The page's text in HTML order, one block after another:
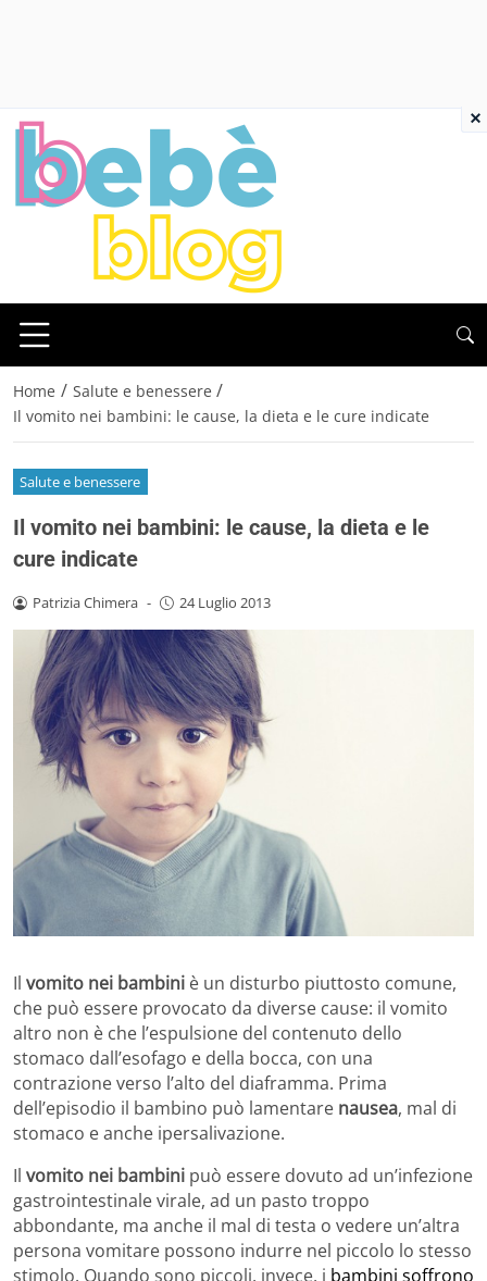
Home / Salute e benessere /
Il vomito nei bambini: le cause, la dieta e le cure indicate
Salute e benessere
Il vomito nei bambini: le cause, la dieta e le
cure indicate
Patrizia Chimera - 24 Luglio 2013
Il vomito nei bambini è un disturbo piuttosto comune,
che può essere provocato da diverse cause: il vomito
altro non è che l’espulsione del contenuto dello
stomaco dall’esofago e della bocca, con una
contrazione verso l’alto del diaframma. Prima
dell’episodio il bambino può lamentare nausea, mal di
stomaco e anche ipersalivazione.
Il vomito nei bambini può essere dovuto ad un’infezione
gastrointestinale virale, ad un pasto troppo
abbondante, ma anche il mal di testa o vedere un’altra
persona vomitare possono indurre nel piccolo lo stesso
stimolo. Quando sono piccoli, invece, i bambini soffrono
×